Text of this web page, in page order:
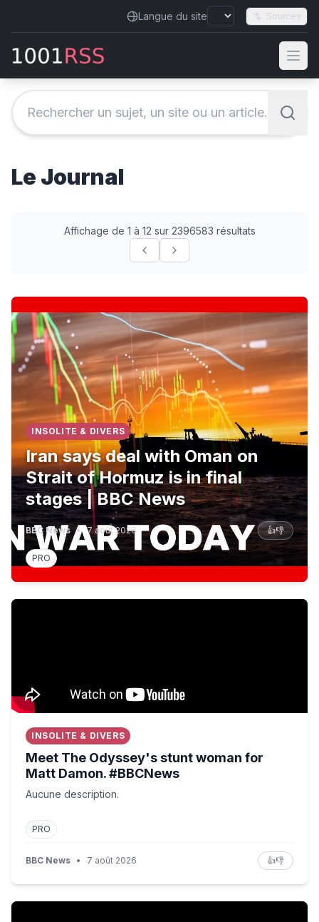
Langue du site Sources
Le Journal
Affichage de 1 à 12 sur 2396583 résultats
Iran says deal with Oman on Strait of Hormuz is in final
INSOLITE & DIVERS
Iran says deal with Oman on
Strait of Hormuz is in final
stages | BBC News
BBC News • 7 août 2026 👍👎
PRO
Meet The Odyssey's stunt woman for Matt Damon.
INSOLITE & DIVERS
Meet The Odyssey's stunt woman for
Matt Damon. #BBCNews
Aucune description.
PRO
BBC News • 7 août 2026 👍👎
Trump again targets US birthright citizenship | BBC